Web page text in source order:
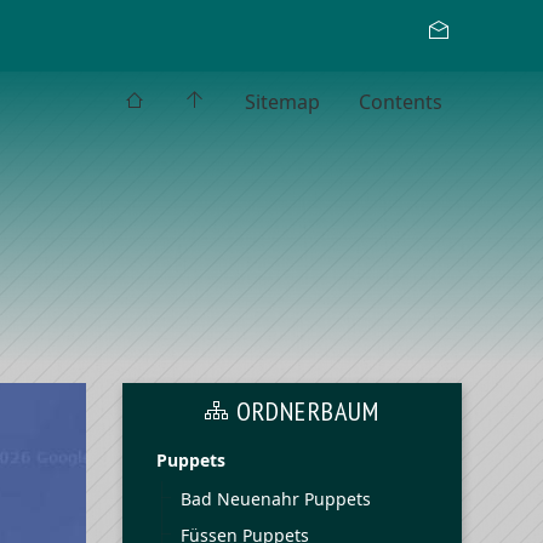
Sitemap Contents
ORDNERBAUM
Puppets
Bad Neuenahr Puppets
Füssen Puppets